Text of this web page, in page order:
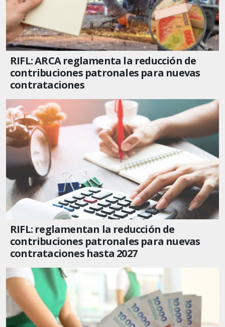
RIFL: ARCA reglamenta la reducción de
contribuciones patronales para nuevas
contrataciones
RIFL: reglamentan la reducción de
contribuciones patronales para nuevas
contrataciones hasta 2027